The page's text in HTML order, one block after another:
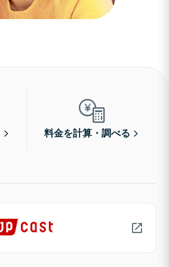
料金を計算・調べる